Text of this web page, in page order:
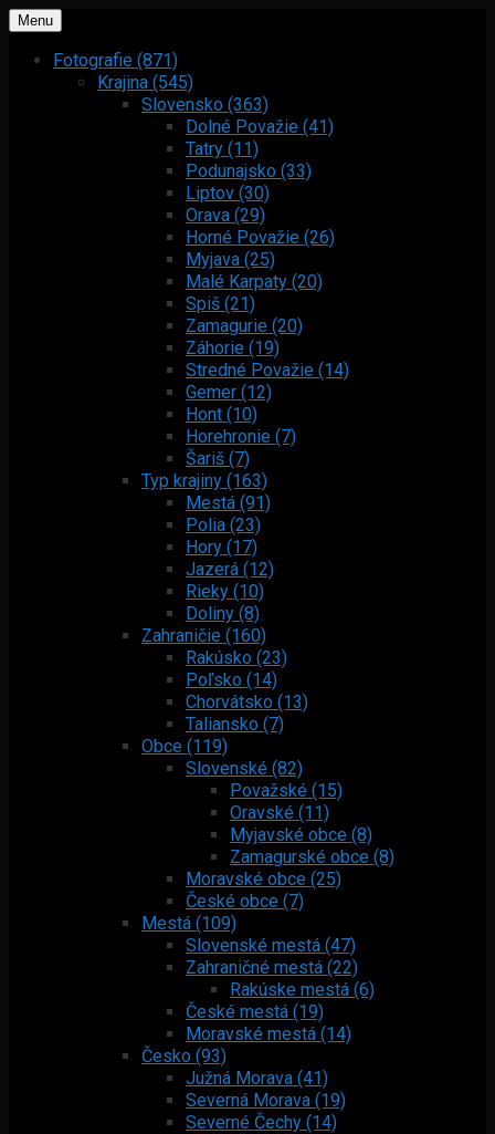
Menu
Fotografie (871)
Krajina (545)
Slovensko (363)
Dolné Považie (41)
Tatry (11)
Podunajsko (33)
Liptov (30)
Orava (29)
Horné Považie (26)
Myjava (25)
Malé Karpaty (20)
Spiš (21)
Zamagurie (20)
Záhorie (19)
Stredné Považie (14)
Gemer (12)
Hont (10)
Horehronie (7)
Šariš (7)
Typ krajiny (163)
Mestá (91)
Polia (23)
Hory (17)
Jazerá (12)
Rieky (10)
Doliny (8)
Zahraničie (160)
Rakúsko (23)
Poľsko (14)
Chorvátsko (13)
Taliansko (7)
Obce (119)
Slovenské (82)
Považské (15)
Oravské (11)
Myjavské obce (8)
Zamagurské obce (8)
Moravské obce (25)
České obce (7)
Mestá (109)
Slovenské mestá (47)
Zahraničné mestá (22)
Rakúske mestá (6)
České mestá (19)
Moravské mestá (14)
Česko (93)
Južná Morava (41)
Severná Morava (19)
Severné Čechy (14)